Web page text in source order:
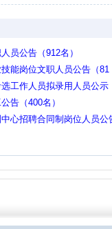
员公告（912名）
能岗位文职人员公告（81
工作人员拟录用人员公示
告（400名）
心招聘合同制岗位人员公